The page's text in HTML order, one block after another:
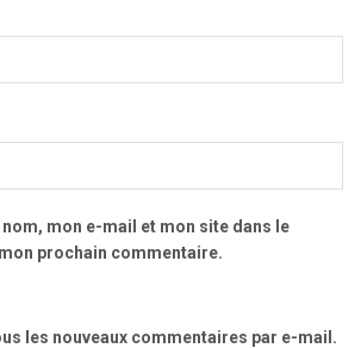
mon e-mail et mon site dans le
prochain commentaire.
les nouveaux commentaires par e-mail.